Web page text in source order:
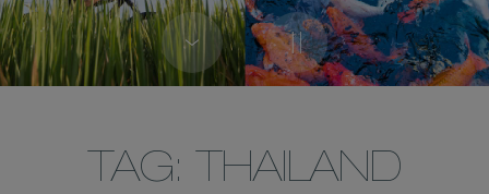
TAG: THAILAND